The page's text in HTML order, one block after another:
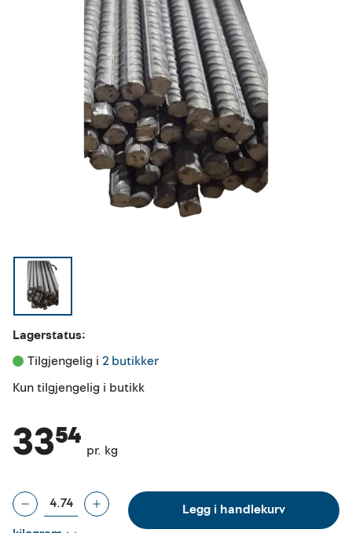
Lagerstatus:
Tilgjengelig i 2 butikker
Kun tilgjengelig i butikk
33⁵⁴ pr. kg
Legg i handlekurv